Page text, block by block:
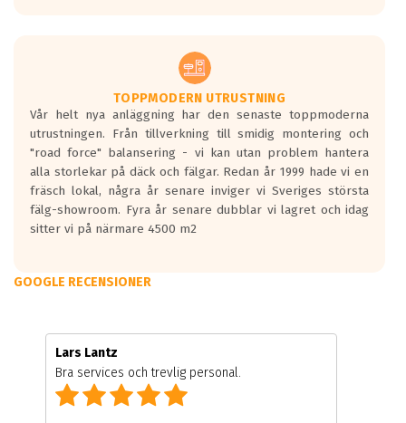
TOPPMODERN UTRUSTNING
Vår helt nya anläggning har den senaste toppmoderna
utrustningen. Från tillverkning till smidig montering och
"road force" balansering - vi kan utan problem hantera
alla storlekar på däck och fälgar. Redan år 1999 hade vi en
fräsch lokal, några år senare inviger vi Sveriges största
fälg-showroom. Fyra år senare dubblar vi lagret och idag
sitter vi på närmare 4500 m2
GOOGLE RECENSIONER
Lars Lantz
Bra services och trevlig personal.